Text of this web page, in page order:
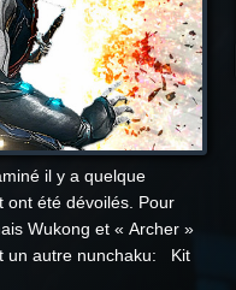
il y a quelque
ont été dévoilés. Pour
Wukong et « Archer »
un autre nunchaku: Kit